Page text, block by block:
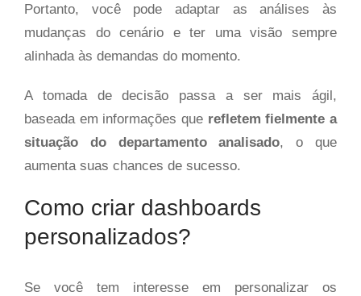
Portanto, você pode adaptar as análises às
mudanças do cenário e ter uma visão sempre
alinhada às demandas do momento.
A tomada de decisão passa a ser mais ágil,
baseada em informações que refletem fielmente a
situação do departamento analisado, o que
aumenta suas chances de sucesso.
Como criar dashboards
personalizados?
Se você tem interesse em personalizar os